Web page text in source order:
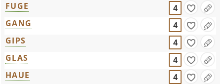
FUGE
4
GANG
4
GIPS
4
GLAS
4
HAUE
4